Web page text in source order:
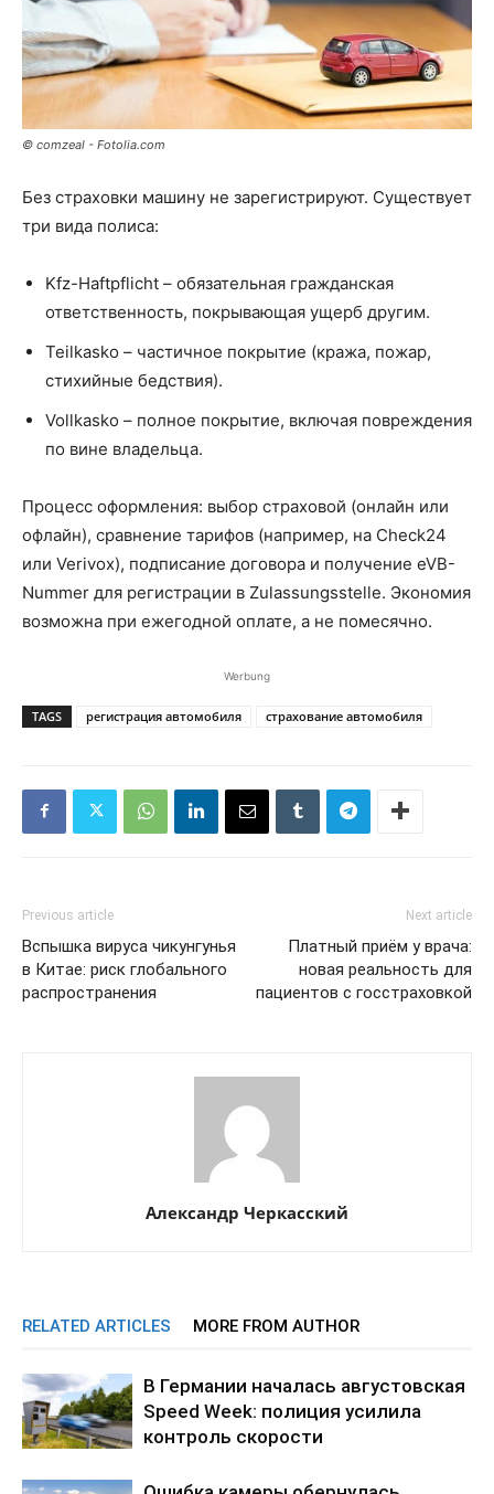
© comzeal - Fotolia.com
Без страховки машину не зарегистрируют. Существует
три вида полиса:
Kfz-Haftpflicht – обязательная гражданская
ответственность, покрывающая ущерб другим.
Teilkasko – частичное покрытие (кража, пожар,
стихийные бедствия).
Vollkasko – полное покрытие, включая повреждения
по вине владельца.
Процесс оформления: выбор страховой (онлайн или
офлайн), сравнение тарифов (например, на Check24
или Verivox), подписание договора и получение eVB-
Nummer для регистрации в Zulassungsstelle. Экономия
возможна при ежегодной оплате, а не помесячно.
Werbung
TAGS регистрация автомобиля страхование автомобиля
Previous article
Вспышка вируса чикунгунья
в Китае: риск глобального
распространения
Next article
Платный приём у врача:
новая реальность для
пациентов с госстраховкой
Александр Черкасский
RELATED ARTICLES MORE FROM AUTHOR
В Германии началась августовская
Speed Week: полиция усилила
контроль скорости